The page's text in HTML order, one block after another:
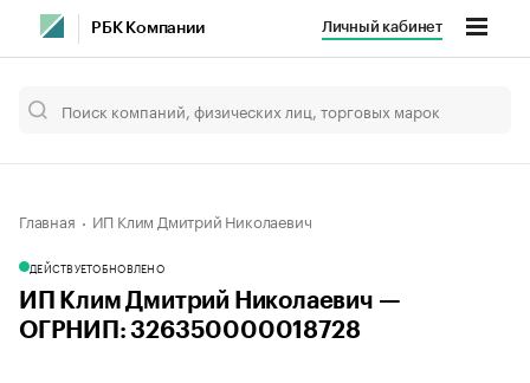
РБК Компании Личный кабинет
Главная ИП Клим Дмитрий Николаевич
ДЕЙСТВУЕТОБНОВЛЕНО
ИП Клим Дмитрий Николаевич —
ОГРНИП: 326350000018728